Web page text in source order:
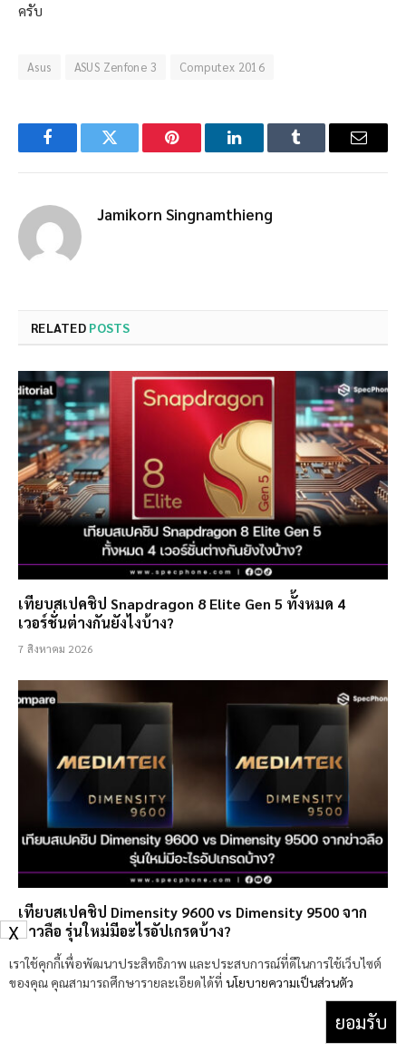
ครับ
Asus ASUS Zenfone 3 Computex 2016
FacebookTwitter Pinterest LinkedInTumblr Email
Jamikorn Singnamthieng
RELATED POSTS
เทียบสเปคชิป Snapdragon 8 Elite Gen 5 ทั้งหมด 4
เวอร์ชั่นต่างกันยังไงบ้าง?
7 สิงหาคม 2026
เทียบสเปคชิป Dimensity 9600 vs Dimensity 9500 จาก
ข่าวลือ รุ่นใหม่มีอะไรอัปเกรดบ้าง?
4 สิงหาคม 2026
เราใช้คุกกี้เพื่อพัฒนาประสิทธิภาพ และประสบการณ์ที่ดีในการใช้เว็บไซต์
ของคุณ คุณสามารถศึกษารายละเอียดได้ที่ นโยบายความเป็นส่วนตัว
ยอมรับ
X